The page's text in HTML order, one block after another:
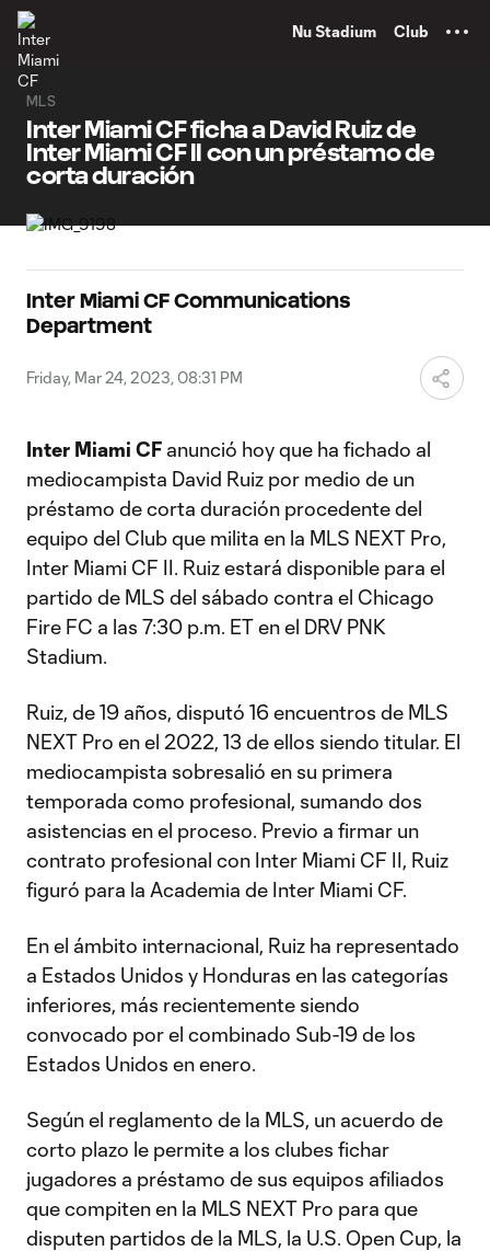
Nu Stadium Club
MLS
Inter Miami CF ficha a David Ruiz de
Inter Miami CF II con un préstamo de
corta duración
Inter Miami CF Communications
Department
Friday, Mar 24, 2023, 08:31 PM
Inter Miami CF anunció hoy que ha fichado al
mediocampista David Ruiz por medio de un
préstamo de corta duración procedente del
equipo del Club que milita en la MLS NEXT Pro,
Inter Miami CF II. Ruiz estará disponible para el
partido de MLS del sábado contra el Chicago
Fire FC a las 7:30 p.m. ET en el DRV PNK
Stadium.
Ruiz, de 19 años, disputó 16 encuentros de MLS
NEXT Pro en el 2022, 13 de ellos siendo titular. El
mediocampista sobresalió en su primera
temporada como profesional, sumando dos
asistencias en el proceso. Previo a firmar un
contrato profesional con Inter Miami CF II, Ruiz
figuró para la Academia de Inter Miami CF.
En el ámbito internacional, Ruiz ha representado
a Estados Unidos y Honduras en las categorías
inferiores, más recientemente siendo
convocado por el combinado Sub-19 de los
Estados Unidos en enero.
Según el reglamento de la MLS, un acuerdo de
corto plazo le permite a los clubes fichar
jugadores a préstamo de sus equipos afiliados
que compiten en la MLS NEXT Pro para que
disputen partidos de la MLS, la U.S. Open Cup, la